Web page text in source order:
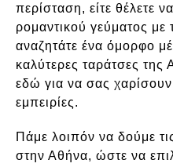
περίσταση, είτε θέλετε
ρομαντικού γεύματος με
αναζητάτε ένα όμορφο
καλύτερες ταράτσες της
εδώ για να σας
εμπειρίες.
Πάμε λοιπόν να δούμε
στην Αθήνα, ώστε να